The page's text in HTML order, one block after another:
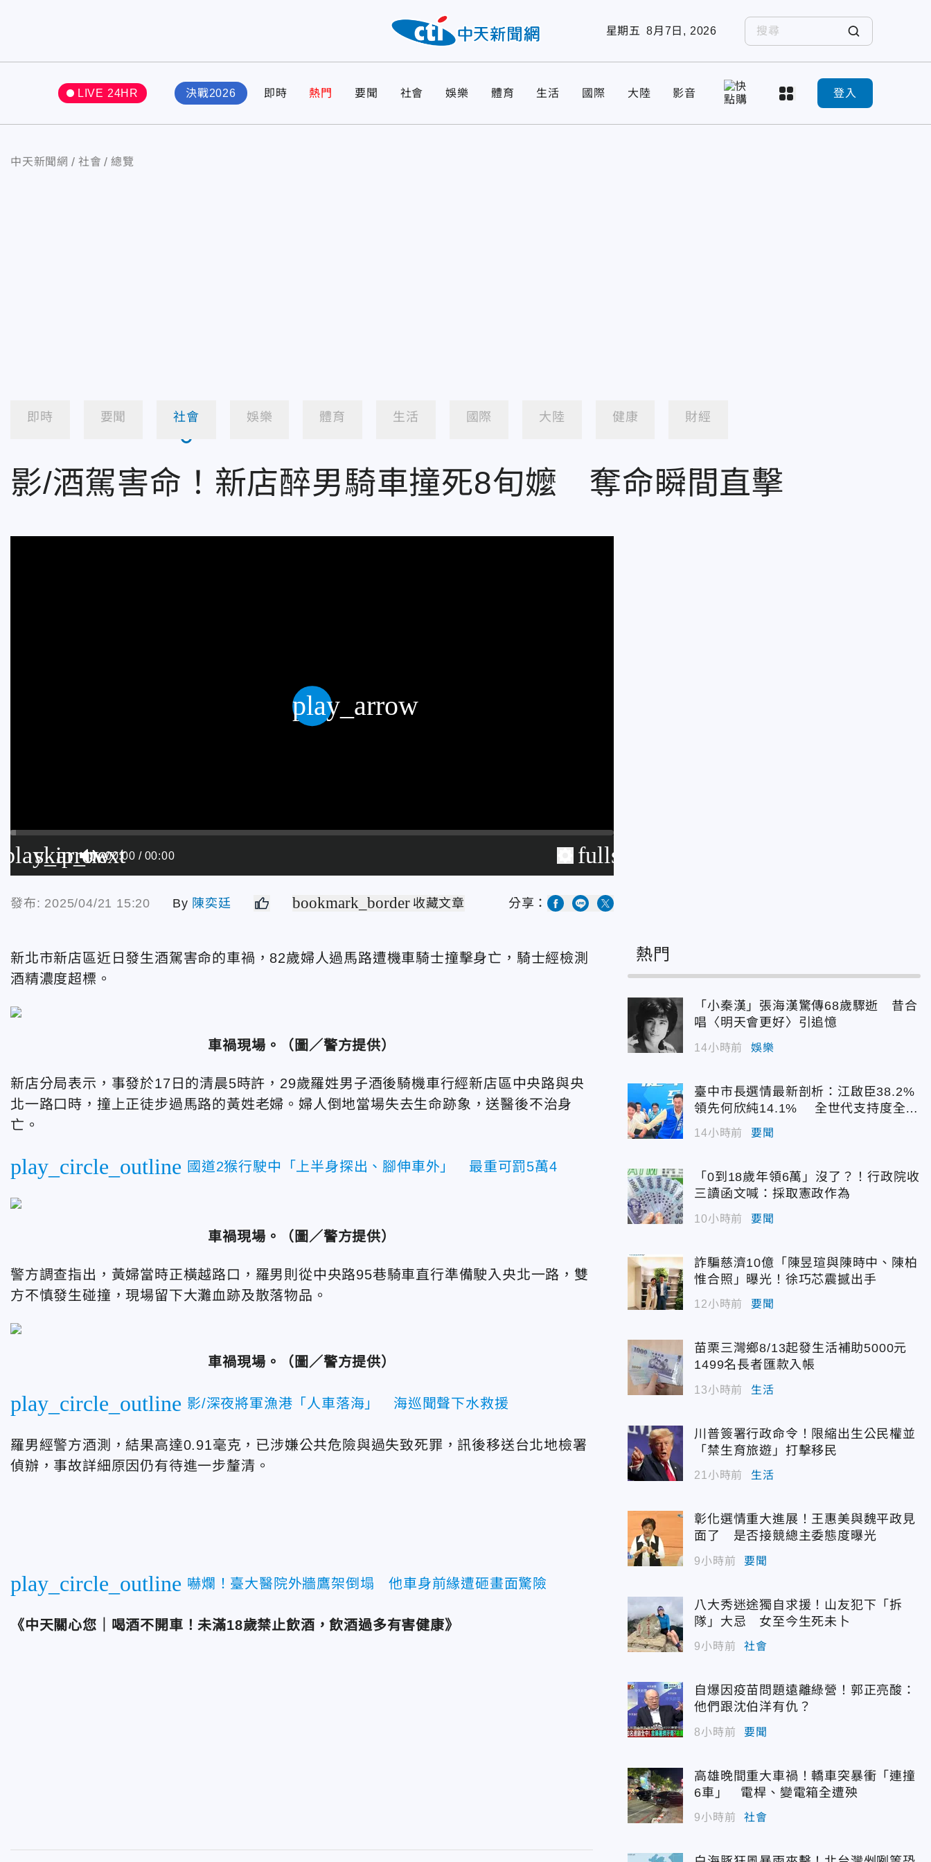
星期五 8月7日, 2026
LIVE 24HR 決戰2026 即時 熱門 要聞 社會 娛樂 體育 生活 國際 大陸 影音 登入
中天新聞網 社會 總覽
即時 要聞 社會 娛樂 體育 生活 國際 大陸 健康 財經
影/酒駕害命！新店醉男騎車撞死8旬嬤 奪命瞬間直擊
play_arrow
skip_next
00:00 00:00 fullscreen
play_arrow
發布: 2025/04/21 15:20 By 陳奕廷 bookmark_border 收藏文章 分享：
新北市新店區近日發生酒駕害命的車禍，82歲婦人過馬路遭機車騎士撞擊身亡，騎士經檢測
酒精濃度超標。
車禍現場。 （圖／警方提供）
新店分局表示，事發於17日的清晨5時許，29歲羅姓男子酒後騎機車行經新店區中央路與央
北一路口時，撞上正徒步過馬路的黃姓老婦。婦人倒地當場失去生命跡象，送醫後不治身
亡。
play_circle_outline 國道2猴行駛中「上半身探出、腳伸車外」 最重可罰5萬4
車禍現場。 （圖／警方提供）
警方調查指出，黃婦當時正橫越路口，羅男則從中央路95巷騎車直行準備駛入央北一路，雙
方不慎發生碰撞，現場留下大灘血跡及散落物品。
車禍現場。 （圖／警方提供）
play_circle_outline 影/深夜將軍漁港「人車落海」 海巡聞聲下水救援
羅男經警方酒測，結果高達0.91毫克，已涉嫌公共危險與過失致死罪，訊後移送台北地檢署
偵辦，事故詳細原因仍有待進一步釐清。
play_circle_outline 嚇爛！臺大醫院外牆鷹架倒塌 他車身前緣遭砸畫面驚險
《中天關心您｜喝酒不開車！未滿18歲禁止飲酒，飲酒過多有害健康》
熱門
「小秦漢」張海漢驚傳68歲驟逝 昔合
唱〈明天會更好〉引追憶
14小時前 娛樂
臺中市長選情最新剖析：江啟臣38.2%
領先何欣純14.1% 全世代支持度全面
居首
14小時前 要聞
「0到18歲年領6萬」沒了？！行政院收
三讀函文喊：採取憲政作為
10小時前 要聞
詐騙慈濟10億「陳昱瑄與陳時中、陳柏
惟合照」曝光！徐巧芯震撼出手
12小時前 要聞
苗栗三灣鄉8/13起發生活補助5000元
1499名長者匯款入帳
13小時前 生活
川普簽署行政命令！限縮出生公民權並
「禁生育旅遊」打擊移民
21小時前 生活
彰化選情重大進展！王惠美與魏平政見
面了 是否接競總主委態度曝光
9小時前 要聞
八大秀迷途獨自求援！山友犯下「拆
隊」大忌 女至今生死未卜
9小時前 社會
自爆因疫苗問題遠離綠營！郭正亮酸：
他們跟沈伯洋有仇？
8小時前 要聞
高雄晚間重大車禍！轎車突暴衝「連撞
6車」 電桿、變電箱全遭殃
9小時前 社會